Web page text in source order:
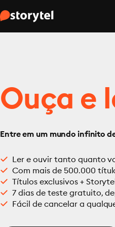
Ouça e
Entre em um mundo infinito
Ler e ouvir tanto quanto
Com mais de 500.000
Títulos exclusivos +
7 dias de teste gratuito,
Fácil de cancelar a